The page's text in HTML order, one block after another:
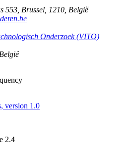
553 Brussel 1210 België
Onderzoek (VITO)
België
version 1.0
2.4